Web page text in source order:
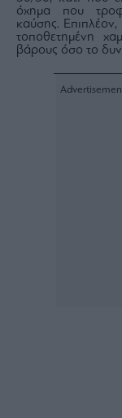
όχημα που
καύσης.
τοποθετημένη
βάρους όσο το